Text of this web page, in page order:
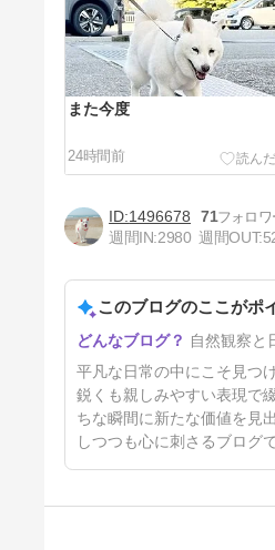
また今度
24時間前
喜びの舞
6日前
1496678
71
週間IN:2980 週間OUT:
このブログのここがポ
自然観察と
平凡な日常の中にこそ見つ
鋭くも親しみやすい表現で
ちな瞬間に新たな価値を見
しつつも心に刺さるブログで